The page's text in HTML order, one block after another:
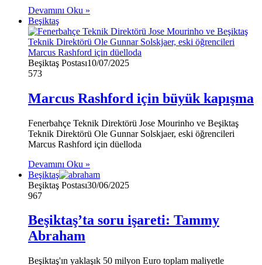
Devamını Oku »
Beşiktaş
Beşiktaş Postası10/07/2025
573
Marcus Rashford için büyük kapışma
Fenerbahçe Teknik Direktörü Jose Mourinho ve Beşiktaş
Teknik Direktörü Ole Gunnar Solskjaer, eski öğrencileri
Marcus Rashford için düelloda
Devamını Oku »
Beşiktaş
Beşiktaş Postası30/06/2025
967
Beşiktaş’ta soru işareti: Tammy
Abraham
Beşiktaş'ın yaklaşık 50 milyon Euro toplam maliyetle